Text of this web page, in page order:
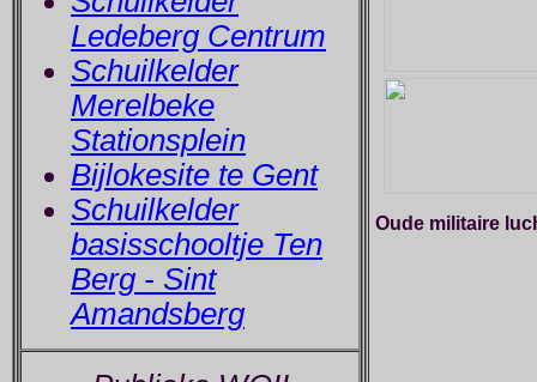
Ledeberg Centrum
Schuilkelder
Merelbeke
Stationsplein
Bijlokesite te Gent
Schuilkelder
basisschooltje Ten
Berg - Sint
Amandsberg
Oude militaire